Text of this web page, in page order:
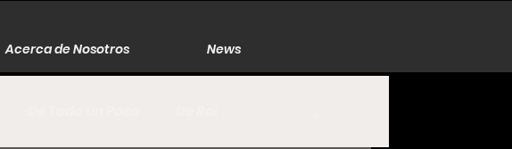
Acerca de Nosotros News